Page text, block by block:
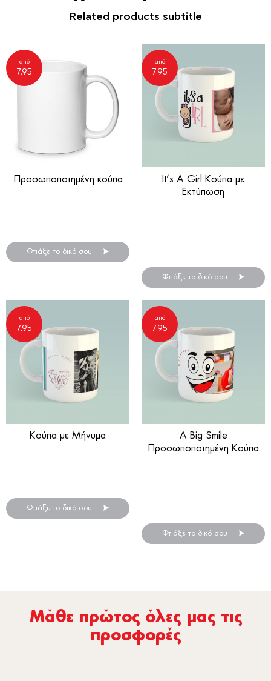
Related products subtitle
Προσωποποιημένη κούπα
από
7.95
Φτιάξε το δικό σου
It’s A Girl Κούπα με
Εκτύπωση
από
7.95
Φτιάξε το δικό σου
Κούπα με Μήνυμα
από
7.95
Φτιάξε το δικό σου
A Big Smile
Προσωποποιημένη Κούπα
από
7.95
Φτιάξε το δικό σου
Μάθε πρώτος όλες µας τις
προσφορές